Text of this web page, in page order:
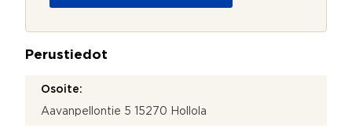
*
Perustiedot
Osoite:
Aavanpellontie 5 15270 Hollola